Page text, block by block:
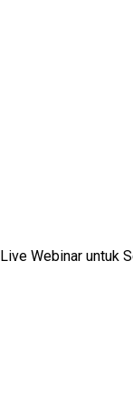
Webinar untuk